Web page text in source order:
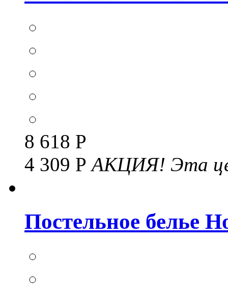
8 618 Р
4 309 РАКЦИЯ! Эта
Постельное белье